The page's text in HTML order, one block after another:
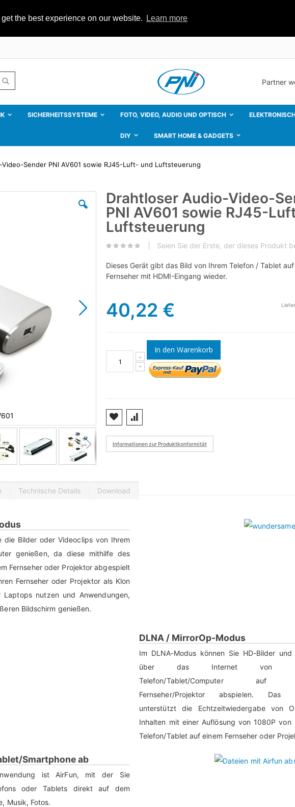
the best experience on our website. Learn more
Partner
SICHERHEITSSYSTEME FOTO, VIDEO, AUDIO UND OPTISCH
DIY SMART HOME & GADGETS
Video-Sender PNI AV601 sowie RJ45-Luft- und Luftsteuerung
Anfang
Bildgalerie
springen
Drahtloser Audio-Video-
PNI AV601 sowie RJ45-
Luftsteuerung
Seien Sie der Erste, der dieses Produkt
Dieses Gerät gibt das Bild von Ihrem Telefon / Tablet auf
Fernseher mit HDMI-Eingang wieder.
40,22 €
In den Warenkorb
Informationen zur Produktkonformität
Bilder oder Videoclips von Ihrem
genießen, da diese mithilfe des
Fernseher oder Projektor abgespielt
Fernseher oder Projektor als Klon
nutzen und Anwendungen,
Bildschirm genießen.
DLNA / MirrorOp-Modus
Im DLNA-Modus können Sie HD-Bilder und
über das Internet von
Telefon/Tablet/Computer auf
Fernseher/Projektor abspielen. Das
unterstützt die Echtzeitwiedergabe von
Inhalten mit einer Auflösung von 1080P von
Telefon/Tablet auf einem Fernseher oder
Smartphone ab
ist AirFun, mit der Sie
oder Tablets direkt auf dem
Musik, Fotos.
Technische Details Download